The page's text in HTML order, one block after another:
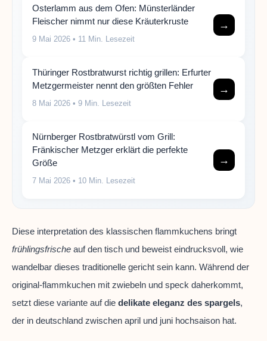
Osterlamm aus dem Ofen: Münsterländer
Fleischer nimmt nur diese Kräuterkruste
9 Mai 2026 • 11 Min. Lesezeit
→
Thüringer Rostbratwurst richtig grillen: Erfurter
Metzgermeister nennt den größten Fehler
8 Mai 2026 • 9 Min. Lesezeit
→
Nürnberger Rostbratwürstl vom Grill:
Fränkischer Metzger erklärt die perfekte
Größe
7 Mai 2026 • 10 Min. Lesezeit
→
Diese interpretation des klassischen flammkuchens bringt
frühlingsfrische auf den tisch und beweist eindrucksvoll, wie
wandelbar dieses traditionelle gericht sein kann. Während der
original-flammkuchen mit zwiebeln und speck daherkommt,
setzt diese variante auf die delikate eleganz des spargels,
der in deutschland zwischen april und juni hochsaison hat.